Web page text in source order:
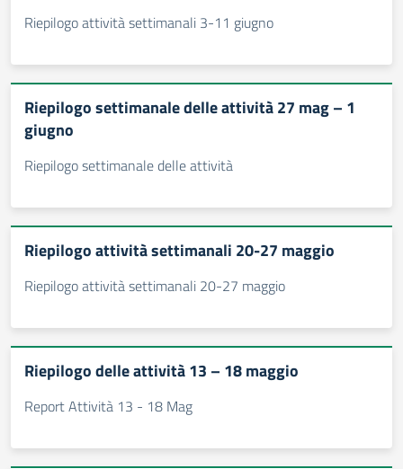
Riepilogo attività settimanali 3-11 giugno
Riepilogo settimanale delle attività 27 mag – 1
giugno
Riepilogo settimanale delle attività
Riepilogo attività settimanali 20-27 maggio
Riepilogo attività settimanali 20-27 maggio
Riepilogo delle attività 13 – 18 maggio
Report Attività 13 - 18 Mag